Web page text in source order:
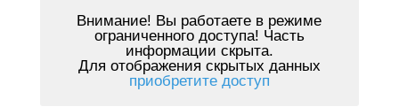
Внимание! Вы работаете в режиме
ограниченного доступа! Часть
информации скрыта.
Для отображения скрытых данных
приобретите доступ